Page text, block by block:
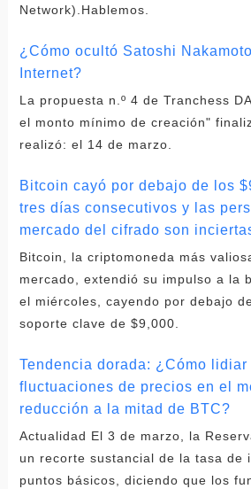
Network).Hablemos.
¿Cómo ocultó Satoshi
Internet?
La propuesta n.º 4 de Tranchess
el monto mínimo de creación"
realizó: el 14 de marzo.
Bitcoin cayó por debajo de los
tres días consecutivos y las
mercado del cifrado son
Bitcoin, la criptomoneda más
mercado, extendió su impulso a la
el miércoles, cayendo por debajo
soporte clave de $9,000.
Tendencia dorada: ¿Cómo lidiar
fluctuaciones de precios en el
reducción a la mitad de BTC?
Actualidad El 3 de marzo, la
un recorte sustancial de la tasa de
puntos básicos, diciendo que los